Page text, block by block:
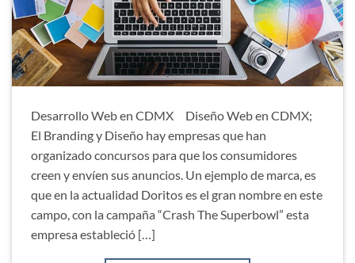
Desarrollo Web en CDMX Diseño Web en CDMX;
El Branding y Diseño hay empresas que han
organizado concursos para que los consumidores
creen y envíen sus anuncios. Un ejemplo de marca, es
que en la actualidad Doritos es el gran nombre en este
campo, con la campaña “Crash The Superbowl” esta
empresa estableció […]